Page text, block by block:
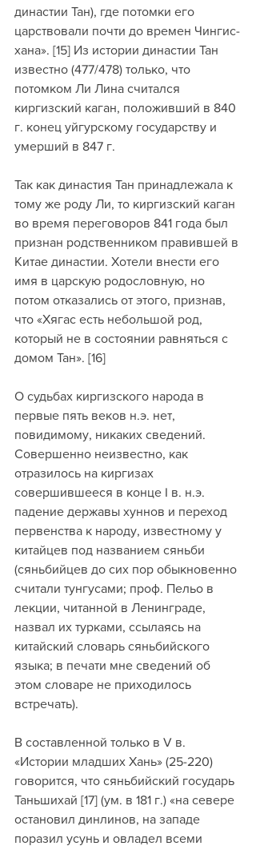
династии Тан), где потомки его
царствовали почти до времен Чингис-
хана». [15] Из истории династии Тан
известно (477/478) только, что
потомком Ли Лина считался
киргизский каган, положивший в 840
г. конец уйгурскому государству и
умерший в 847 г.
Так как династия Тан принадлежала к
тому же роду Ли, то киргизский каган
во время переговоров 841 года был
признан родственником правившей в
Китае династии. Хотели внести его
имя в царскую родословную, но
потом отказались от этого, признав,
что «Хягас есть небольшой род,
который не в состоянии равняться с
домом Тан». [16]
О судьбах киргизского народа в
первые пять веков н.э. нет,
повидимому, никаких сведений.
Совершенно неизвестно, как
отразилось на киргизах
совершившееся в конце I в. н.э.
падение державы хуннов и переход
первенства к народу, известному у
китайцев под названием сяньби
(сяньбийцев до сих пор обыкновенно
считали тунгусами; проф. Пельо в
лекции, читанной в Ленинграде,
назвал их турками, ссылаясь на
китайский словарь сяньбийского
языка; в печати мне сведений об
этом словаре не приходилось
встречать).
В составленной только в V в.
«Истории младших Хань» (25-220)
говорится, что сяньбийский государь
Таньшихай [17] (ум. в 181 г.) «на севере
остановил динлинов, на западе
поразил усунь и овладел всеми